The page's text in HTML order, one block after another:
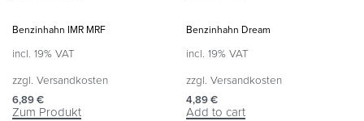
Benzinhahn IMR MRF
incl. 19% VAT
zzgl. Versandkosten
6,89€
Zum Produkt
Benzinhahn Dream
incl. 19% VAT
zzgl. Versandkosten
4,89€
Add to cart